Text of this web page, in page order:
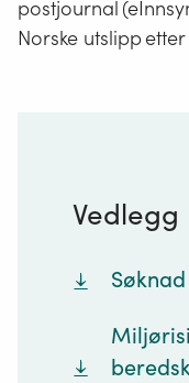
postjournal
Norske utslipp
Vedlegg